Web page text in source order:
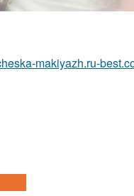
makiyazh.ru-